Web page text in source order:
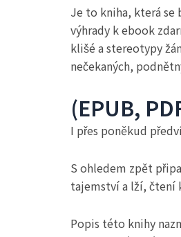
Je to kniha, která
výhrady k ebook
klišé a stereotypy
nečekaných,
(EPUB,
I přes poněkud
S ohledem zpět
tajemství a lží, čtení
Popis této knihy